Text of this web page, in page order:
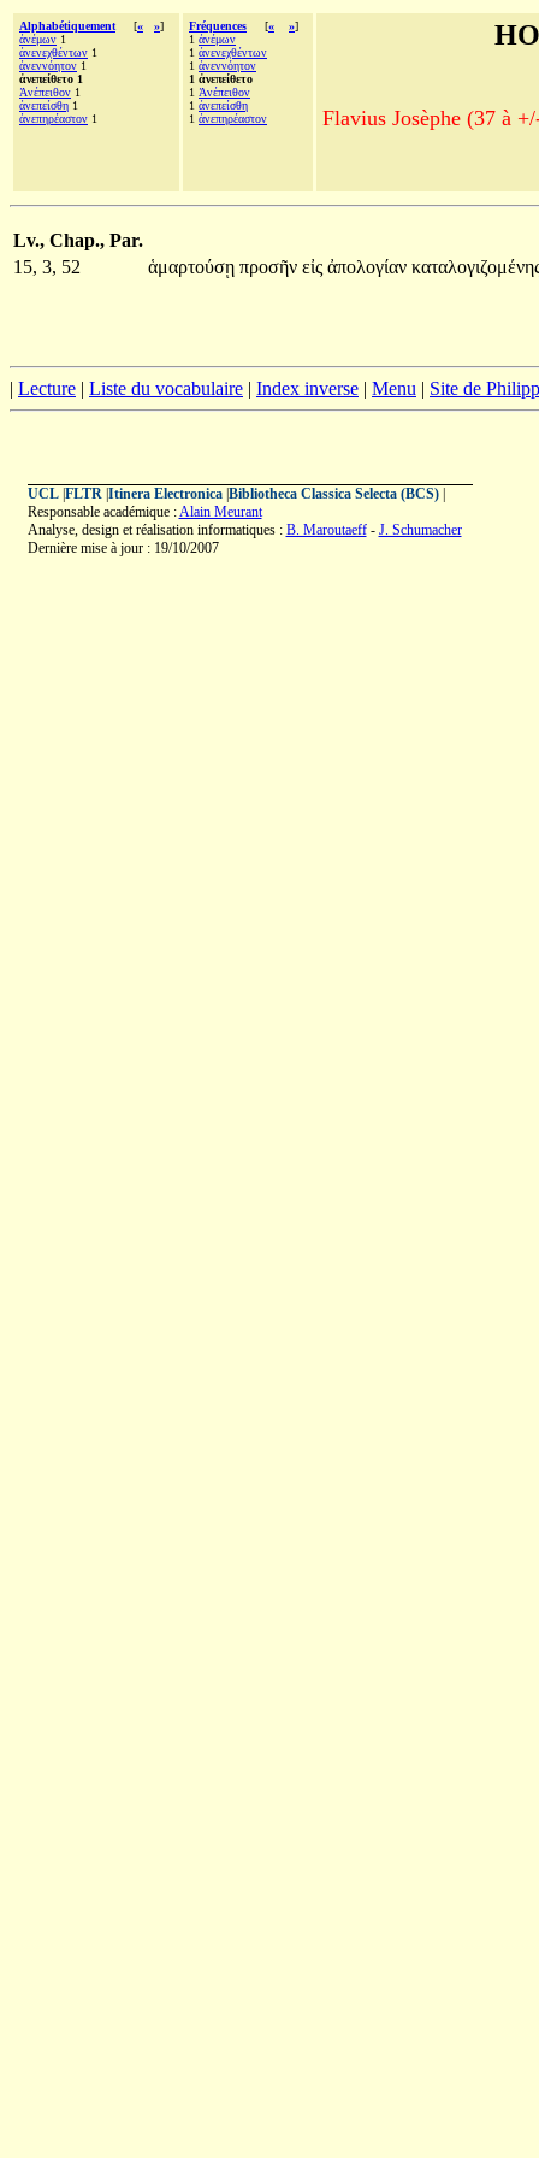
Alphabétiquement [« »]
ἀνέμων 1
ἀνενεχθέντων 1
ἀνεννόητον 1
ἀνεπείθετο 1
Ἀνέπειθον 1
ἀνεπείσθη 1
ἀνεπηρέαστον 1
Fréquences [« »]
1 ἀνέμων
1 ἀνενεχθέντων
1 ἀνεννόητον
1 ἀνεπείθετο
1 Ἀνέπειθον
1 ἀνεπείσθη
1 ἀνεπηρέαστον Flavius Josèphe (37 à
Lv., Chap., Par.
15, 3, 52
ἁμαρτούσῃ προσῆν εἰς ἀπολογίαν
| Lecture | Liste du vocabulaire | Index inverse | Menu | Site de
UCL| FLTR| Itinera Electronica| Bibliotheca Classica Selecta (BCS)|
Responsable académique :Alain Meurant
Analyse, design et réalisation informatiques : B. Maroutaeff- J. Schumacher
Dernière mise à jour : 19/10/2007